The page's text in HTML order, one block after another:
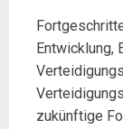
Entwicklung,
zukünftige